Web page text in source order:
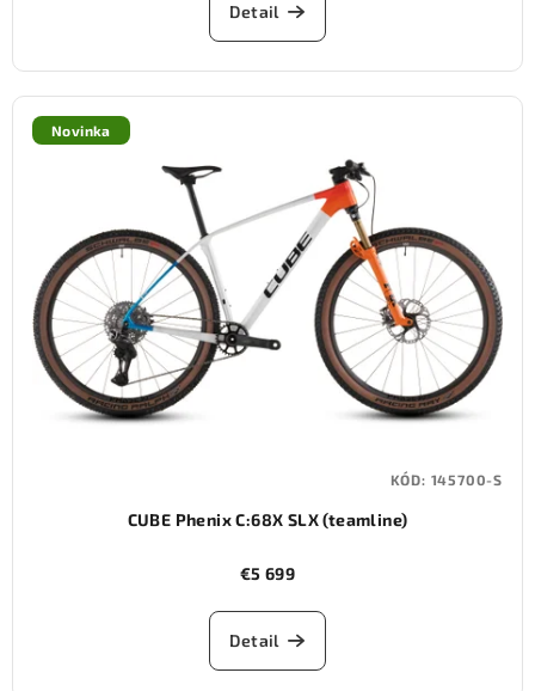
Detail
Novinka
CUBE Phenix C:68X SLX (teamline)
€5 699
Detail
KÓD: 145700-S